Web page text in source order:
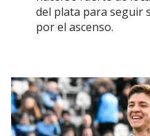
del plata para seguir
por el ascenso.